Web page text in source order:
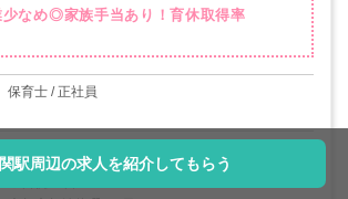
なめ◎家族手当あり！育休取得率
保育士 / 正社員
駅周辺の求人を紹介してもらう